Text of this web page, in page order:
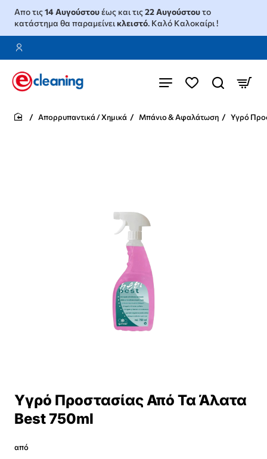
Απο τις14 Αυγούστουέως και τις22 Αυγούστουτο
κατάστημα θα παραμείνεικλειστό. Καλό Καλοκαίρι !
Απορρυπαντικά / Χημικά Μπάνιο & Αφαλάτωση Υγρό
Υγρό Προστασίας Από Τα Άλατα
Best 750ml
από